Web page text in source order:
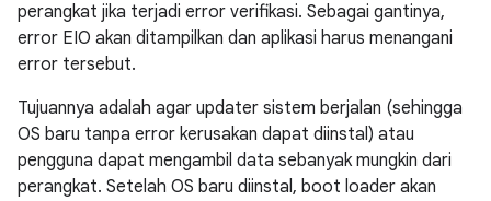
perangkat jika terjadi error verifikasi. Sebagai gantinya,
error EIO akan ditampilkan dan aplikasi harus menangani
error tersebut.
Tujuannya adalah agar updater sistem berjalan (sehingga
OS baru tanpa error kerusakan dapat diinstal) atau
pengguna dapat mengambil data sebanyak mungkin dari
perangkat. Setelah OS baru diinstal, boot loader akan